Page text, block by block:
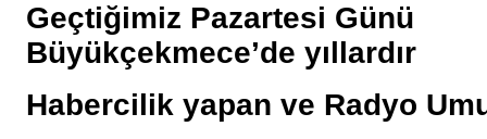
Geçtiğimiz Pazartesi Günü
Büyükçekmece’de yıllardır
Habercilik yapan ve Radyo